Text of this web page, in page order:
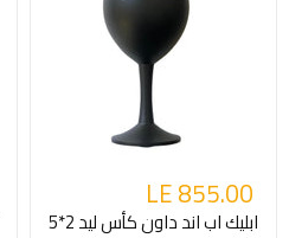
LE 855.00
ابليك اب اند داون كأس ليد 2*5